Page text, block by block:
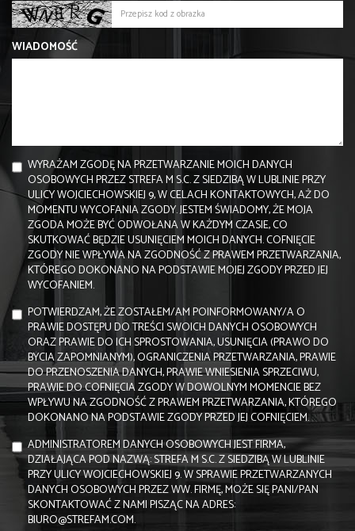
WIADOMOŚĆ
WYRAŻAM ZGODĘ NA PRZETWARZANIE MOICH DANYCH
OSOBOWYCH PRZEZ STREFA M S.C. Z SIEDZIBĄ W LUBLINIE PRZY
ULICY WOJCIECHOWSKIEJ 9, W CELACH KONTAKTOWYCH, AŻ DO
MOMENTU WYCOFANIA ZGODY. JESTEM ŚWIADOMY, ŻE MOJA
ZGODA MOŻE BYĆ ODWOŁANA W KAŻDYM CZASIE, CO
SKUTKOWAĆ BĘDZIE USUNIĘCIEM MOICH DANYCH. COFNIĘCIE
ZGODY NIE WPŁYWA NA ZGODNOŚĆ Z PRAWEM PRZETWARZANIA,
KTÓREGO DOKONANO NA PODSTAWIE MOJEJ ZGODY PRZED JEJ
WYCOFANIEM.
POTWIERDZAM, ŻE ZOSTAŁEM/AM POINFORMOWANY/A O
PRAWIE DOSTĘPU DO TREŚCI SWOICH DANYCH OSOBOWYCH
ORAZ PRAWIE DO ICH SPROSTOWANIA, USUNIĘCIA (PRAWO DO
BYCIA ZAPOMNIANYM), OGRANICZENIA PRZETWARZANIA, PRAWIE
DO PRZENOSZENIA DANYCH, PRAWIE WNIESIENIA SPRZECIWU,
PRAWIE DO COFNIĘCIA ZGODY W DOWOLNYM MOMENCIE BEZ
WPŁYWU NA ZGODNOŚĆ Z PRAWEM PRZETWARZANIA, KTÓREGO
DOKONANO NA PODSTAWIE ZGODY PRZED JEJ COFNIĘCIEM.
ADMINISTRATOREM DANYCH OSOBOWYCH JEST FIRMA,
DZIAŁAJĄCA POD NAZWĄ: STREFA M S.C. Z SIEDZIBĄ W LUBLINIE
PRZY ULICY WOJCIECHOWSKIEJ 9. W SPRAWIE PRZETWARZANYCH
DANYCH OSOBOWYCH PRZEZ WW. FIRMĘ, MOŻE SIĘ PANI/PAN
SKONTAKTOWAĆ Z NAMI PISZĄC NA ADRES:
BIURO@STREFAM.COM.